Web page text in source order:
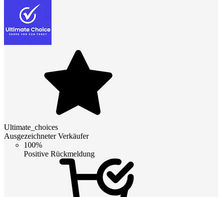
Ultimate_choices
Ausgezeichneter Verkäufer
100%
Positive Rückmeldung